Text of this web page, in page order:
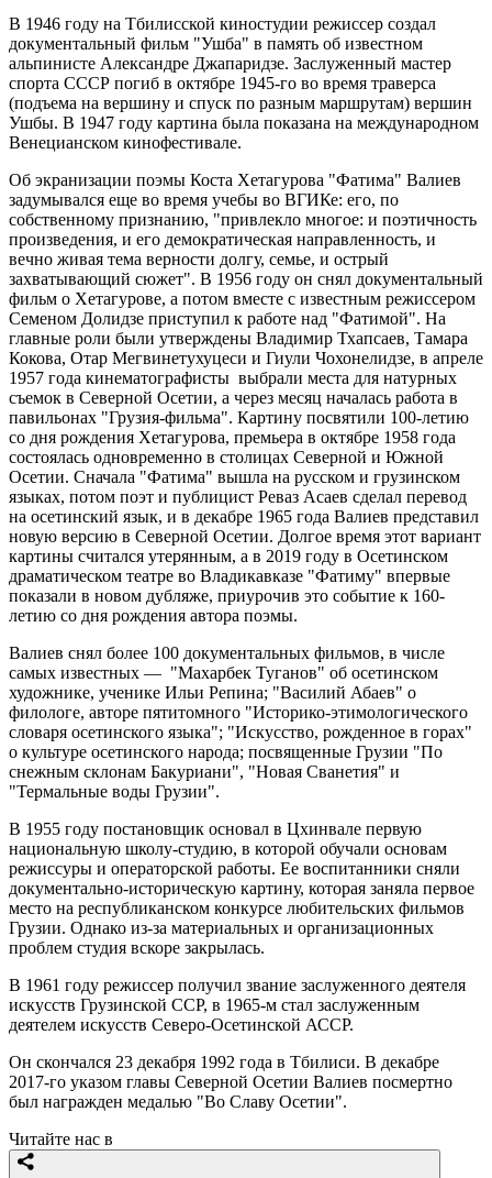
В 1946 году на Тбилисской киностудии режиссер создал
документальный фильм "Ушба" в память об известном
альпинисте Александре Джапаридзе. Заслуженный мастер
спорта СССР погиб в октябре 1945-го во время траверса
(подъема на вершину и спуск по разным маршрутам) вершин
Ушбы. В 1947 году картина была показана на международном
Венецианском кинофестивале.
Об экранизации поэмы Коста Хетагурова "Фатима" Валиев
задумывался еще во время учебы во ВГИКе: его, по
собственному признанию, "привлекло многое: и поэтичность
произведения, и его демократическая направленность, и
вечно живая тема верности долгу, семье, и острый
захватывающий сюжет". В 1956 году он снял документальный
фильм о Хетагурове, а потом вместе с известным режиссером
Семеном Долидзе приступил к работе над "Фатимой". На
главные роли были утверждены Владимир Тхапсаев, Тамара
Кокова, Отар Мегвинетухуцеси и Гиули Чохонелидзе, в апреле
1957 года кинематографисты выбрали места для натурных
съемок в Северной Осетии, а через месяц началась работа в
павильонах "Грузия-фильма". Картину посвятили 100-летию
со дня рождения Хетагурова, премьера в октябре 1958 года
состоялась одновременно в столицах Северной и Южной
Осетии. Сначала "Фатима" вышла на русском и грузинском
языках, потом поэт и публицист Реваз Асаев сделал перевод
на осетинский язык, и в декабре 1965 года Валиев представил
новую версию в Северной Осетии. Долгое время этот вариант
картины считался утерянным, а в 2019 году в Осетинском
драматическом театре во Владикавказе "Фатиму" впервые
показали в новом дубляже, приурочив это событие к 160-
летию со дня рождения автора поэмы.
Валиев снял более 100 документальных фильмов, в числе
самых известных — "Махарбек Туганов" об осетинском
художнике, ученике Ильи Репина; "Василий Абаев" о
филологе, авторе пятитомного "Историко-этимологического
словаря осетинского языка"; "Искусство, рожденное в горах"
о культуре осетинского народа; посвященные Грузии "По
снежным склонам Бакуриани", "Новая Сванетия" и
"Термальные воды Грузии".
В 1955 году постановщик основал в Цхинвале первую
национальную школу-студию, в которой обучали основам
режиссуры и операторской работы. Ее воспитанники сняли
документально-историческую картину, которая заняла первое
место на республиканском конкурсе любительских фильмов
Грузии. Однако из-за материальных и организационных
проблем студия вскоре закрылась.
В 1961 году режиссер получил звание заслуженного деятеля
искусств Грузинской ССР, в 1965-м стал заслуженным
деятелем искусств Северо-Осетинской АССР.
Он скончался 23 декабря 1992 года в Тбилиси. В декабре
2017-го указом главы Северной Осетии Валиев посмертно
был награжден медалью "Во Славу Осетии".
Читайте нас в